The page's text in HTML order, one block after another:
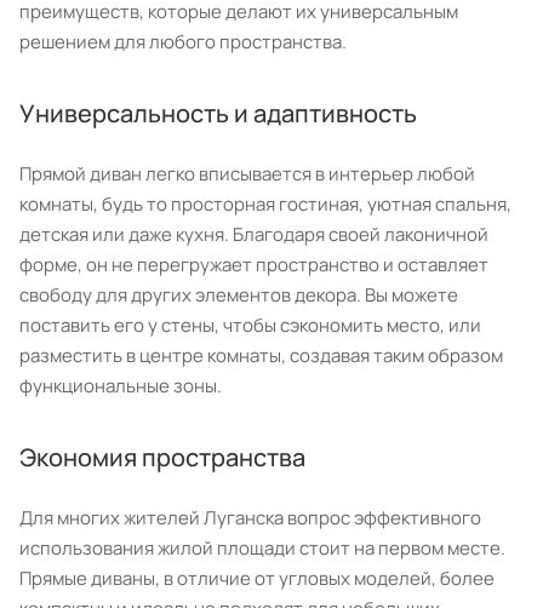
преимуществ, которые делают их универсальным
решением для любого пространства.
Универсальность и адаптивность
Прямой диван легко вписывается в интерьер любой
комнаты, будь то просторная гостиная, уютная спальня,
детская или даже кухня. Благодаря своей лаконичной
форме, он не перегружает пространство и оставляет
свободу для других элементов декора. Вы можете
поставить его у стены, чтобы сэкономить место, или
разместить в центре комнаты, создавая таким образом
функциональные зоны.
Экономия пространства
Для многих жителей Луганска вопрос эффективного
использования жилой площади стоит на первом месте.
Прямые диваны, в отличие от угловых моделей, более